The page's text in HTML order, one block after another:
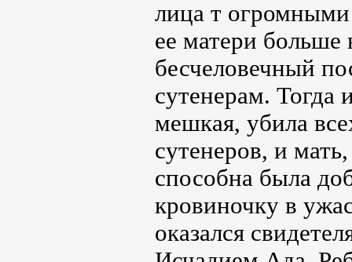
лица т
ее матери
бесчеловечный
сутенерам. Тогда
мешкая, убила
сутенеров, и
способна была
кровиночку в
оказался